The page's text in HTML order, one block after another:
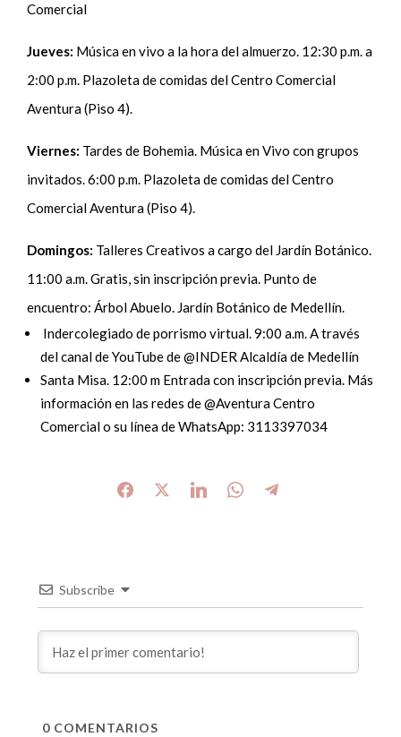
Comercial
Jueves: Música en vivo a la hora del almuerzo. 12:30 p.m. a
2:00 p.m. Plazoleta de comidas del Centro Comercial
Aventura (Piso 4).
Viernes: Tardes de Bohemia. Música en Vivo con grupos
invitados. 6:00 p.m. Plazoleta de comidas del Centro
Comercial Aventura (Piso 4).
Domingos: Talleres Creativos a cargo del Jardín Botánico.
11:00 a.m. Gratis, sin inscripción previa. Punto de
encuentro: Árbol Abuelo. Jardín Botánico de Medellín.
Indercolegiado de porrismo virtual. 9:00 a.m. A través
del canal de YouTube de @INDER Alcaldía de Medellín
Santa Misa. 12:00 m Entrada con inscripción previa. Más
información en las redes de @Aventura Centro
Comercial o su línea de WhatsApp: 3113397034
Subscribe
0COMENTARIOS